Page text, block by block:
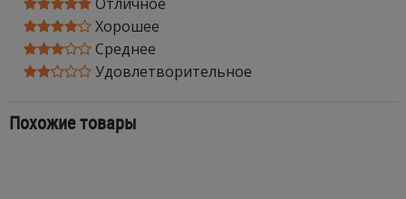
Хорошее
Среднее
Удовлетворительное
Похожие товары